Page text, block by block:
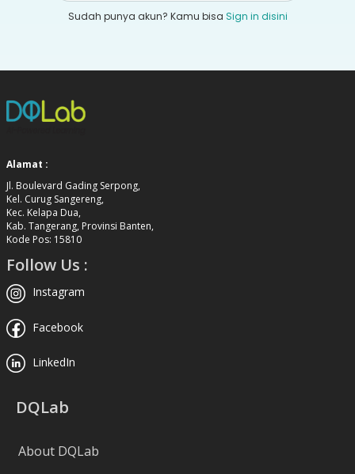
Sudah punya akun? Kamu bisa Sign in disini
Alamat :
Jl. Boulevard Gading Serpong,
Kel. Curug Sangereng,
Kec. Kelapa Dua,
Kab. Tangerang, Provinsi Banten,
Kode Pos: 15810
Follow Us :
Instagram
Facebook
LinkedIn
DQLab
About DQLab